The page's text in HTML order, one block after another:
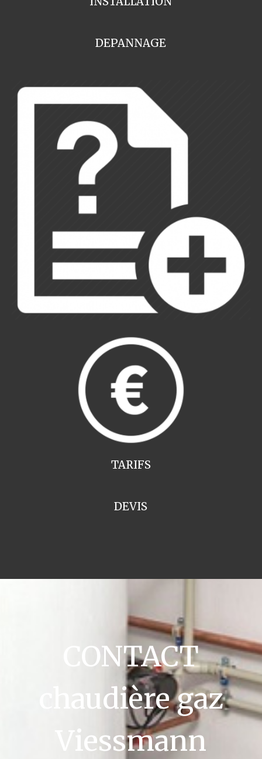
DEPANNAGE
TARIFS
DEVIS
CONTACT
chaudière gaz
Viessmann